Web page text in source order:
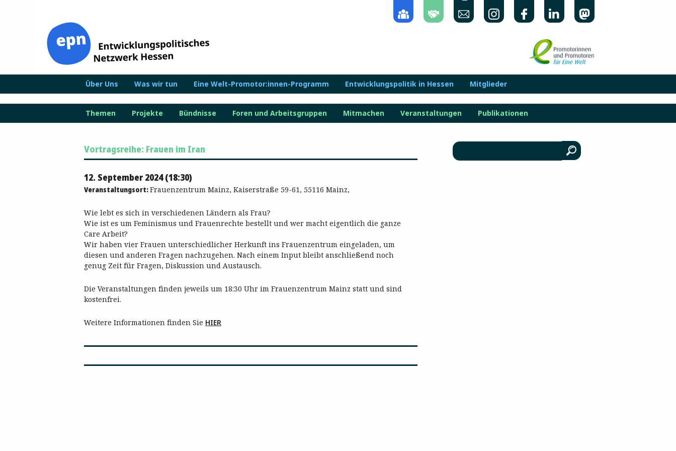
Über Uns Was wir tun Eine Welt-Promotor:innen-Programm Entwicklungspolitik in Hessen Mitglieder
Themen Projekte Bündnisse Foren und Arbeitsgruppen Mitmachen Veranstaltungen Publikationen
Vortragsreihe: Frauen im Iran
12. September 2024 (18:30)
Veranstaltungsort:Frauenzentrum Mainz, Kaiserstraße 59-61, 55116 Mainz,
Wie lebt es sich in verschiedenen Ländern als Frau?
Wie ist es um Feminismus und Frauenrechte bestellt und wer macht eigentlich die ganze
Care Arbeit?
Wir haben vier Frauen unterschiedlicher Herkunft ins Frauenzentrum eingeladen, um
diesen und anderen Fragen nachzugehen. Nach einem Input bleibt anschließend noch
genug Zeit für Fragen, Diskussion und Austausch.
Die Veranstaltungen finden jeweils um 18:30 Uhr im Frauenzentrum Mainz statt und sind
kostenfrei.
Weitere Informationen finden Sie HIER